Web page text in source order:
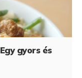
gyors és